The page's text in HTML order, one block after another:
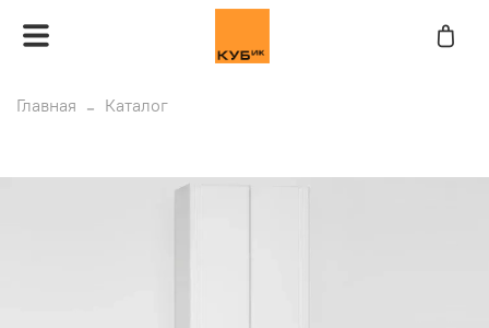
Главная Каталог